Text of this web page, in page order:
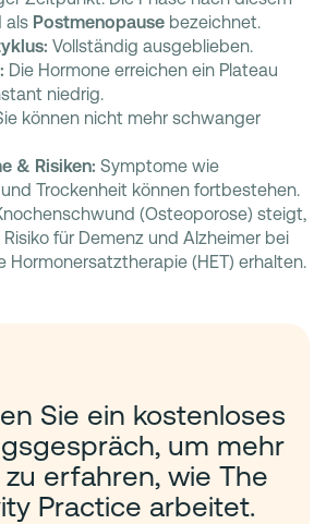
als Postmenopause bezeichnet.
Vollständig ausgeblieben.
Die Hormone erreichen ein Plateau
niedrig.
können nicht mehr schwanger
& Risiken: Symptome wie
Trockenheit können fortbestehen.
(Osteoporose) steigt,
für Demenz und Alzheimer bei
Hormonersatztherapie (HET) erhalten.
Sie ein kostenloses
um mehr
erfahren, wie The
Practice arbeitet.